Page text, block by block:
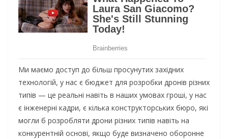
Ми маємо доступ до більш просунутих західних
технологій, у нас є бюджет для розробки дронів різних
типів — це реальні навіть в наших умовах гроші, у нас
є інженерні кадри, є кілька конструкторських бюро, які
могли б розробляти дрони різних типів навіть на
конкурентній основі, якщо буде визначено оборонне